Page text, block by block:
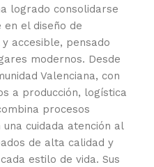
logrado consolidarse
el diseño de
accesible, pensado
modernos. Desde
Valenciana, con
a producción, logística
procesos
cuidada atención al
de alta calidad y
estilo de vida. Sus